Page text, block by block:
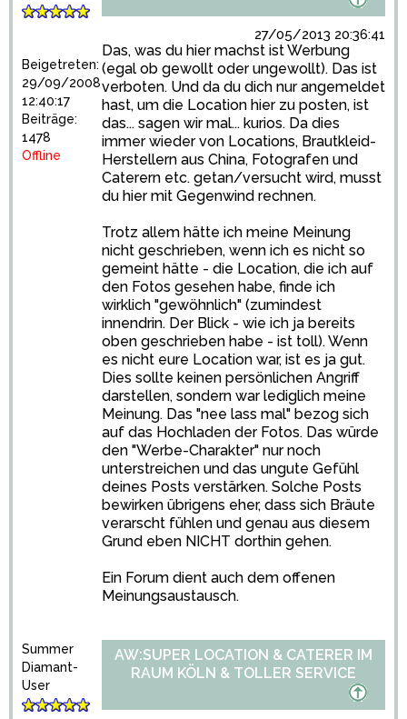
Beigetreten:
29/09/2008
12:40:17
Beiträge:
1478
Offline
27/05/2013 20:36:41
Das, was du hier machst ist Werbung
(egal ob gewollt oder ungewollt). Das ist
verboten. Und da du dich nur angemeldet
hast, um die Location hier zu posten, ist
das... sagen wir mal... kurios. Da dies
immer wieder von Locations, Brautkleid-
Herstellern aus China, Fotografen und
Caterern etc. getan/versucht wird, musst
du hier mit Gegenwind rechnen.
Trotz allem hätte ich meine Meinung
nicht geschrieben, wenn ich es nicht so
gemeint hätte - die Location, die ich auf
den Fotos gesehen habe, finde ich
wirklich "gewöhnlich" (zumindest
innendrin. Der Blick - wie ich ja bereits
oben geschrieben habe - ist toll). Wenn
es nicht eure Location war, ist es ja gut.
Dies sollte keinen persönlichen Angriff
darstellen, sondern war lediglich meine
Meinung. Das "nee lass mal" bezog sich
auf das Hochladen der Fotos. Das würde
den "Werbe-Charakter" nur noch
unterstreichen und das ungute Gefühl
deines Posts verstärken. Solche Posts
bewirken übrigens eher, dass sich Bräute
verarscht fühlen und genau aus diesem
Grund eben NICHT dorthin gehen.
Ein Forum dient auch dem offenen
Meinungsaustausch.
Summer
Diamant-
User
AW:SUPER LOCATION & CATERER IM
RAUM KÖLN & TOLLER SERVICE